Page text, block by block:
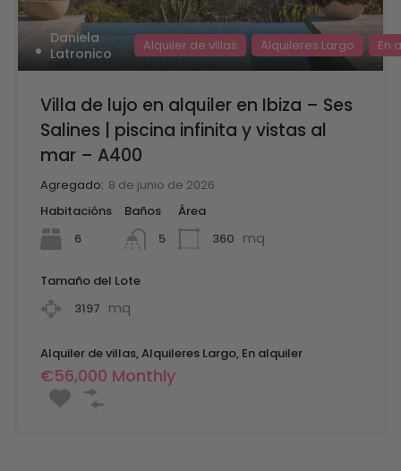
Daniela
Latronico
Alquiler de villas Alquileres Largo En
Villa de lujo en alquiler en Ibiza – Ses
Salines | piscina infinita y vistas al
mar – A400
Agregado: 8 de junio de 2026
Habitacións
6
Baños
5
Área
360 mq
Tamaño del Lote
3197 mq
Alquiler de villas, Alquileres Largo, En alquiler
€56,000 Monthly